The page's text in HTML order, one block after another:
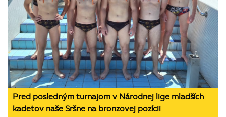
Pred posledným turnajom v Národnej lige mladších
kadetov naše Sršne na bronzovej pozícii